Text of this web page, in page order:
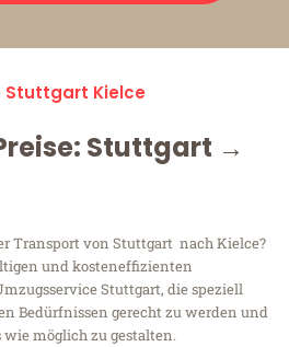
Stuttgart Kielce
Stuttgart →
Transport von Stuttgart nach Kielce?
und kosteneffizienten
Stuttgart, die speziell
Bedürfnissen gerecht zu werden und
wie möglich zu gestalten.